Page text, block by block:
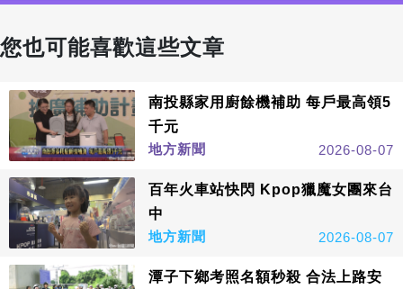
您也可能喜歡這些文章
南投縣家用廚餘機補助 每戶最高領5
千元
地方新聞
2026-08-07
百年火車站快閃 Kpop獵魔女團來台
中
地方新聞
2026-08-07
潭子下鄉考照名額秒殺 合法上路安